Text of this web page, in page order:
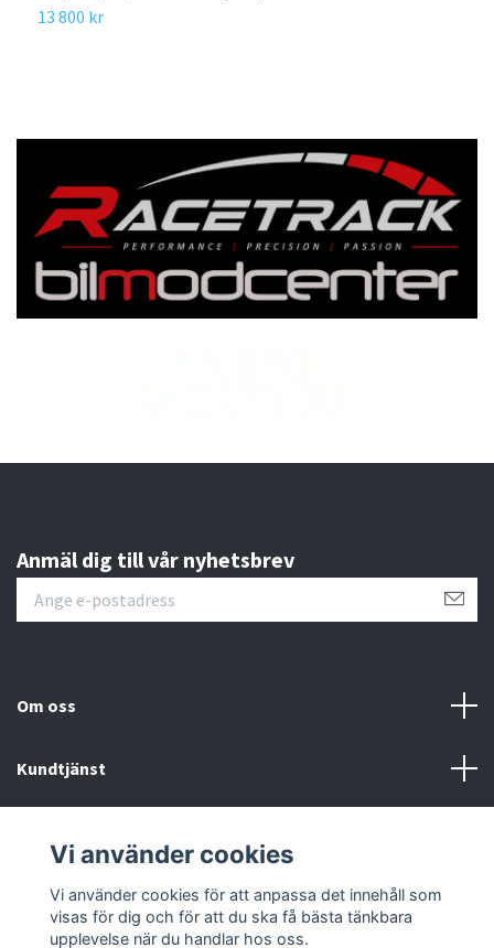
13 800 kr
Anmäl dig till vår nyhetsbrev
Om oss
Kundtjänst
Sociala medier
Vi använder cookies
Vi använder cookies för att anpassa det innehåll som
visas för dig och för att du ska få bästa tänkbara
upplevelse när du handlar hos oss.